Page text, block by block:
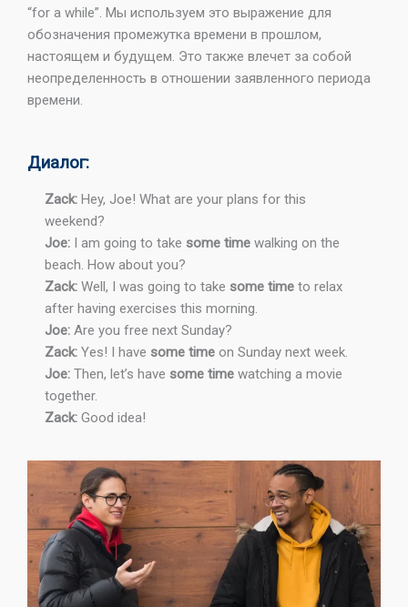
“for a while”. Мы используем это выражение для
обозначения промежутка времени в прошлом,
настоящем и будущем. Это также влечет за собой
неопределенность в отношении заявленного периода
времени.
Диалог:
Zack: Hey, Joe! What are your plans for this
weekend?
Joe: I am going to take some time walking on the
beach. How about you?
Zack: Well, I was going to take some timeto relax
after having exercises this morning.
Joe:Are you free next Sunday?
Zack: Yes! I have some time on Sunday next week.
Joe:Then, let’s have some time watching a movie
together.
Zack: Good idea!